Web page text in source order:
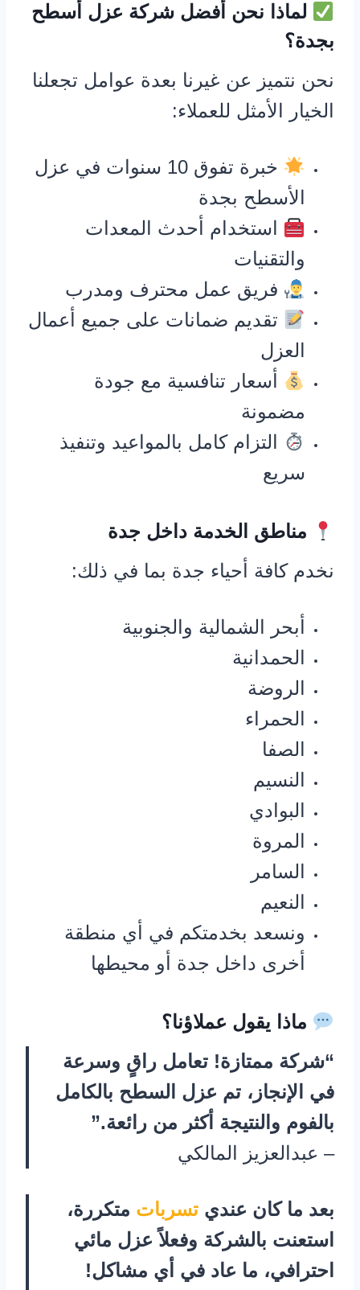
لماذا نحن أفضل شركة عزل أسطح
بجدة؟
نحن نتميز عن غيرنا بعدة عوامل تجعلنا
الخيار الأمثل للعملاء:
خبرة تفوق 10 سنوات في عزل
الأسطح بجدة
استخدام أحدث المعدات
والتقنيات
فريق عمل محترف ومدرب
تقديم ضمانات على جميع أعمال
العزل
أسعار تنافسية مع جودة
مضمونة
التزام كامل بالمواعيد وتنفيذ
سريع
مناطق الخدمة داخل جدة
نخدم كافة أحياء جدة بما في ذلك:
أبحر الشمالية والجنوبية
الحمدانية
الروضة
الحمراء
الصفا
النسيم
البوادي
المروة
السامر
النعيم
ونسعد بخدمتكم في أي منطقة
أخرى داخل جدة أو محيطها
ماذا يقول عملاؤنا؟
“شركة ممتازة! تعامل راقٍ وسرعة
في الإنجاز، تم عزل السطح بالكامل
بالفوم والنتيجة أكثر من رائعة.”
– عبدالعزيز المالكي
بعد ما كان عندي تسربات متكررة،
استعنت بالشركة وفعلاً عزل مائي
احترافي، ما عاد في أي مشاكل!